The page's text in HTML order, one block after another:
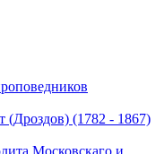
(Дроздов) (1782 - 1867)
Московскаго и